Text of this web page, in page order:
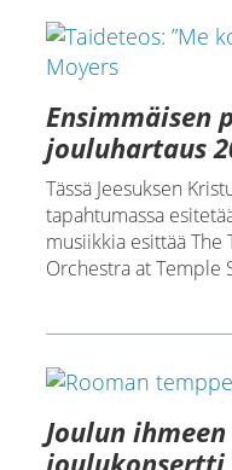
Ensimmäisen
jouluhartaus
Tässä Jeesuksen
tapahtumassa
musiikkia esittää The
Orchestra at Temple
Joulun